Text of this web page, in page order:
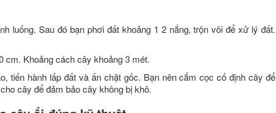
luống. Sau đó bạn phơi đất khoảng 1 2 nắng, trộn vôi để xử lý đất.
cm. Khoảng cách cây khoảng 3 mét.
tiến hành lấp đất và ấn chặt gốc. Bạn nên cắm cọc cố định cây để
cây để đảm bảo cây không bị khô.